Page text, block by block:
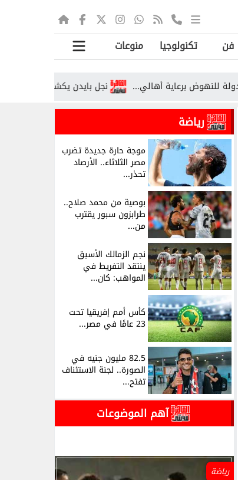
فن تكنولوجيا منوعات
نجل بايدن يكشف تطورات صادمة
رياضة
موجة حارة جديدة تضرب
مصر الثلاثاء.. الأرصاد
تحذر...
بوصية من محمد صلاح..
طرابزون سبور يقترب
من...
نجم الزمالك الأسبق
ينتقد التفريط في
المواهب: كان...
كأس أمم إفريقيا تحت
23 عامًا في مصر...
82.5 مليون جنيه في
الصورة.. لجنة الاستئناف
تفتح...
آهم الموضوعات
رياضة